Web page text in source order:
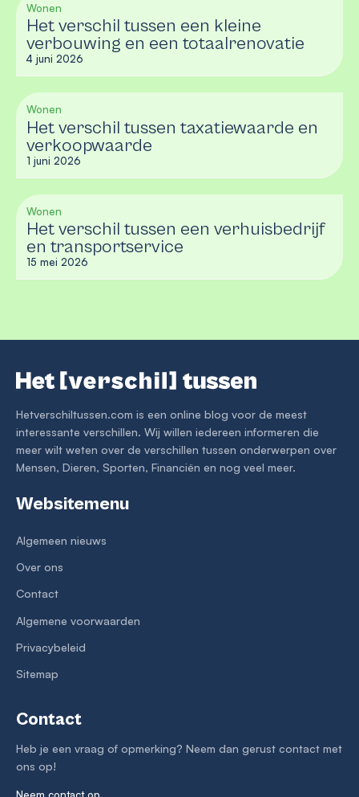
Wonen
Het verschil tussen een kleine
verbouwing en een totaalrenovatie
4 juni 2026
Wonen
Het verschil tussen taxatiewaarde en
verkoopwaarde
1 juni 2026
Wonen
Het verschil tussen een verhuisbedrijf
en transportservice
15 mei 2026
Hetverschiltussen.com is een online blog voor de meest
interessante verschillen. Wij willen iedereen informeren die
meer wilt weten over de verschillen tussen onderwerpen over
Mensen, Dieren, Sporten, Financiën en nog veel meer.
Websitemenu
Algemeen nieuws
Over ons
Contact
Algemene voorwaarden
Privacybeleid
Sitemap
Contact
Heb je een vraag of opmerking? Neem dan gerust contact met
ons op!